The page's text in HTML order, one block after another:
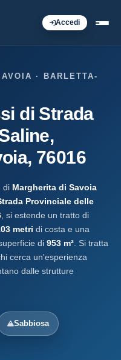
Accedi
· BARLETTA-
di Strada
76016
di Margherita di Savoia
Provinciale delle
, si estende un tratto di
metri di costa e una
di 953 m² . Si tratta
cerca un'esperienza
dalle strutture
Sabbiosa